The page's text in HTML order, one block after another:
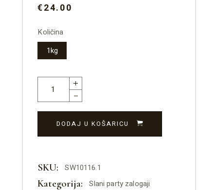
€24.00
Količina
1kg
DODAJ U KOŠARICU
SKU: SW10116.1
Kategorija: Slani party zalogaji